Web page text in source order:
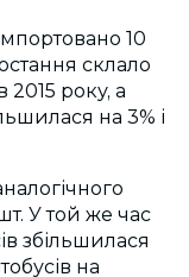
10
склало
2015 року, а
на 3% і
У той же час
збільшилася
на